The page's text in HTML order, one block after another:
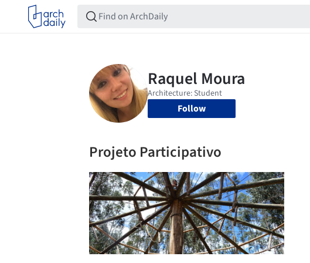
Follow
Projeto Participativo